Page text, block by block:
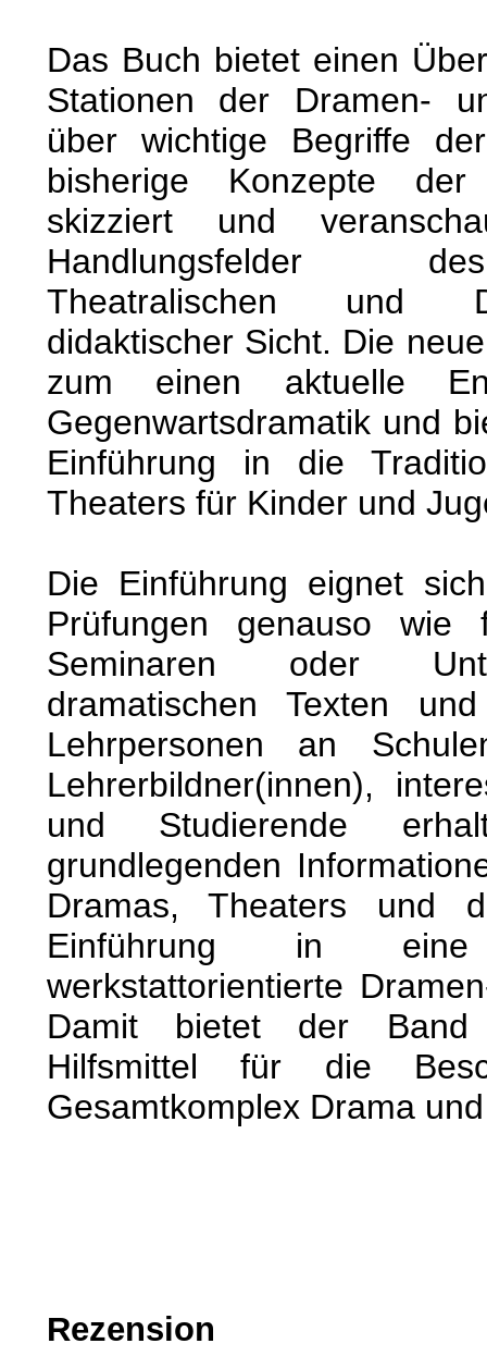
Das Buch bietet einen
Stationen der Dramen-
über wichtige Begriffe
bisherige Konzepte der
skizziert und
Handlungsfelder
Theatralischen und
didaktischer Sicht. Die
zum einen aktuelle
Gegenwartsdramatik und
Einführung in die
Theaters für Kinder und
Die Einführung eignet
Prüfungen genauso
Seminaren oder
dramatischen Texten
Lehrpersonen an
Lehrerbildner(innen),
und Studierende
grundlegenden
Dramas, Theaters und
Einführung in
werkstattorientierte
Damit bietet der Band
Hilfsmittel für die
Gesamtkomplex Drama
Rezension